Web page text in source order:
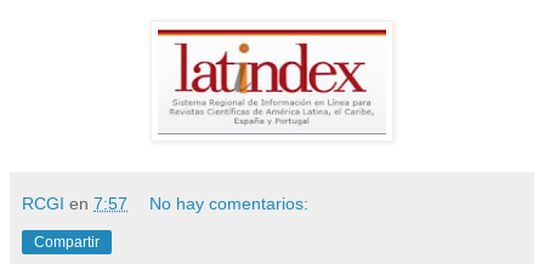
RCGI en 7:57 No hay comentarios:
Compartir